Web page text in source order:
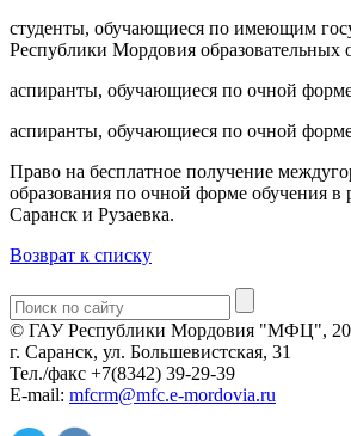
студенты, обучающиеся по имеющим
Республики Мордовия образовательных
аспиранты, обучающиеся по очной
аспиранты, обучающиеся по очной
Право на бесплатное получение
образования по очной форме обучения
Саранск и Рузаевка.
Возврат к списку
© ГАУ Республики Мордовия "МФЦ",
г. Саранск, ул. Большевистская, 31
Тел./факс +7(8342) 39-29-39
E-mail: mfcrm@mfc.e-mordovia.ru